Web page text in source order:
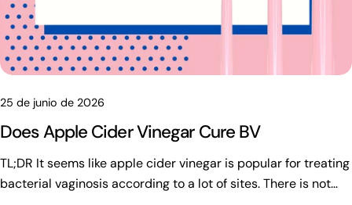
25 de junio de 2026
Does Apple Cider Vinegar Cure BV
TL;DR It seems like apple cider vinegar is popular for treating bacterial vaginosis according to a lot of sites. There is not much evidence though that it actually cures it or restores pH in the way people claim. I might be missing something but science does not back that up. Putting vinegar in the vagina can irritate things and mess with the bacteria that are supposed to help. Douching with it or using soaked tampons is probably not a good idea for that reason. It disrupts the balance instead of fixing it. Antibiotics from a doctor work better for BV. Probiotics could be useful too along with not douching and basic care habits. That might lower how often it comes back but I am not totally sure. Does Apple Cider Vinegar Cure BV? Some people look up natural ways to deal with bacterial vaginosis and keep running into apple cider vinegar suggestions. Drinking it gets mentioned a lot or pouring some in a bath. Then there are the riskier ideas like douching with it or soaking a tampon and inserting that. It seems like the thinking is that since BV involves a shift in bacteria and usually a higher pH, the acidity might fix things. Vaginal health does not work that simply though. I am not totally sure how people land on this as a fix, but the idea spreads anyway. It feels like an easy solution at first. The thing is there is no real proof apple cider vinegar actually gets rid of BV. Some of those methods might end up making it worse instead. Before jumping into any home fix, it helps to know what BV really involves and why getting proper treatment can matter. Maybe that part gets overlooked when symptoms show up. What Is Bacterial Vaginosis? Bacterial vaginosis is one of the more common issues for women in their reproductive years. It happens because the bacteria balance inside the vagina shifts for some reason. A healthy vagina usually has Lactobacillus that keeps the pH acidic and stops other bacteria from growing too much. They also help protect the microbiome in general. When those levels drop, other bacteria can multiply instead and that causes the problems. This imbalance may lead to: A strong fishy odor Thin gray or white discharge Discomfort Mild burning It seems the odor gets worse after sex sometimes. Some women do not get symptoms at all. That might be why it goes unnoticed in certain cases. I am not totally sure how everything connects with the microbiome though. Why Do People Think Apple Cider Vinegar Helps BV? People got the idea that apple cider vinegar could help with BV because of how the condition relates to pH levels. BV often shows up when the pH goes above 4.5 and since vinegar is acidic it seems like it might bring things back down. That part makes sense on the surface at least. But there is more going on with vaginal health than just the acid level. It involves this whole system of bacteria that keeps things balanced. Adding something acidic does not always fix that system right away or at all in some cases. I think that part gets overlooked a lot. The popularity comes from the basic assumption that lowering the pH would solve everything, but it is not that simple. It feels like maybe some people see it as an easy fix while others do not. Acetic Acid vs. Lactic Acid Apple cider vinegar has acetic acid, but the vagina mostly runs on lactic acid from the bacteria that live there. They are not the same thing at all. Lactic acid appears to: Help keep the good bacteria going Hold the pH where it should be Acetic acid might just irritate things and it does not really pick out the helpful bacteria to support. It seems like just making the area more acidic misses the point. The kind of acid probably matters more than people think. There is no real proof from studies that apple cider vinegar gets rid of the bacteria behind BV. Some tests in labs show vinegar can affect microbes, but that is not the same as what happens inside the body. The vagina is not a lab setup so it cannot remove the bad stuff while leaving the good bacteria alone. Using it might throw off the balance even more. I am not totally sure how that part works exactly. Are Apple Cider Vinegar Baths or Internal Treatments Safe? Apple cider vinegar baths are talked about as a milder way compared to direct use. Still, there does not seem to be proof it helps with bacterial vaginosis or anything like that. Some women feel a bit better with odor or irritation for a while, but it is probably not fixing the actual imbalance. Online suggestions include: Douches Soaked tampons The inside area is sensitive so acidic substances can lead to inflammation and damage. That might worsen things instead. This kind of thing comes up a lot in discussions. Healthcare advice usually goes against internal application because of possible burning or irritation in severe cases. It feels like maybe the relief is only temporary and not worth the risk. The tissues being delicate means acidic stuff inside may not be good at all. Why Proper BV Treatment Matters BV is often thought of as just an odor problem. That assumption can be misleading though. Untreated BV sometimes raises the chance of: Pelvic inflammatory disease Other infections like HIV Pregnancy complications More vaginal infections later on Unproven remedies might delay proper care in some cases. Getting diagnosed correctly helps get relief quicker, I think. Prescription antibiotics work best for bacterial vaginosis. Common choices include: Metronidazole Clindamycin Tinidazole These are meant to address the bacterial overgrowth. Symptoms improve for most within a few days but not always right away. Other Options That May Support Vaginal Health Some probiotic strains seem to support the vaginal microbiome. Things like: Lactobacillus rhamnosus GR-1 Lactobacillus reuteri RC-14 Lactobacillus crispatus are often mentioned. Products made for pH balancing are different from just using apple cider vinegar. They are meant to be safe for vaginal tissue. I think they help keep the environment healthy, but probiotics are not the main treatment for problems. They might reduce how often issues come back though. It is important to use them as directed. If symptoms keep happening maybe see a provider. Can Drinking Apple Cider Vinegar Help? People believe drinking apple cider vinegar improves gut health which might support vaginal health in some way. There is no evidence though that it cures bacterial vaginosis. It might be safe in moderation, but it is not a treatment. Medical evaluation is important with symptoms. Because BV often returns, prevention strategies can be helpful. It seems avoiding douching is key since it disrupts healthy bacteria and connects to recurrence. The vagina cleans itself so skipping: Scented washes Feminine sprays Harsh soaps makes sense. Cotton underwear helps with moisture. Probiotics may support long-term health. Stress affects immune function too and that can influence bacteria balance. That part gets a bit messy to figure out. When Should You See a Doctor? If you have a persistent fishy smell or discharge that seems off, you should probably get it checked. Burning or irritation might show up too and it feels like that is the part worth paying attention to. Reasons to seek medical attention may include: Recurrent symptoms Symptoms during pregnancy Pelvic pain Fever Pelvic pain or fever could point to something else going on. Many conditions overlap with yeast infections or STIs so a proper diagnosis helps avoid guessing. I think that part gets overlooked sometimes. Final Thoughts Apple cider vinegar does not cure BV from what research shows. It is popular as a cheap fix, but there is no solid proof it works. Using it inside can end up irritating things and throwing off the balance of bacteria that is already there. That is easy to miss when people look for natural options. Prescription antibiotics tend to be more reliable. Probiotics or just avoiding douching might support things long term, but it seems like protecting the microbiome matters more than testing out kitchen remedies. Some people keep trying anyway. Frequently Asked Questions 1. Can apple cider vinegar cure bacterial vaginosis? From what we know right now, no. A lot of people talk about it online, but there is not much evidence showing that apple cider vinegar actually clears up BV. It tends to be one of those remedies that gets shared far more than it gets studied. 2. Is it safe to douche with apple cider vinegar? Most experts would say it is not a great idea. Douching can throw off the natural balance of bacteria in the vagina, and adding vinegar into the mix may end up causing more irritation than relief. 3. Can apple cider vinegar baths treat BV? Some women say they feel a little better afterward, especially if odor or irritation is bothering them. The problem is that feeling better for a short time is not the same as fixing the actual bacterial imbalance causing BV. 4. Why do people recommend apple cider vinegar for BV? I think a lot of it comes from the fact that BV is linked to changes in vaginal pH. Since vinegar is acidic, people assume it will balance everything back out. The reality is that vaginal health is usually a lot more complicated than that. 5. Can apple cider vinegar make BV worse? It can. The vaginal tissues are pretty sensitive, and vinegar is still an acidic substance. For some people it may cause irritation or further disrupt the bacteria that are already struggling to stay balanced. 6. What is the best treatment for BV? If you ask most doctors, they will usually point you toward antibiotics because they tend to work the fastest and most consistently. Home remedies get talked about a lot, but when someone wants symptoms gone and the infection properly treated, prescription medication is often where the conversation ends up. 7. Can probiotics help with BV? They can be worth looking into, especially if BV keeps coming back. Some women